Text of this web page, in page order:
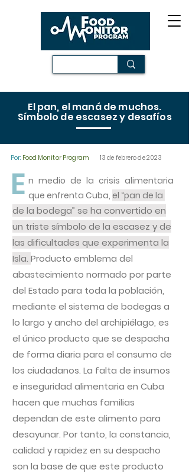
El pan, el maná de muchos.
Símbolo de escasez y desafíos
Por: Food Monitor Program 13 de febrero de 2023
E n medio de la crisis alimentaria
que enfrenta Cuba, el “pan de la
de la bodega” se ha convertido en
un triste símbolo de la escasez y de
las dificultades que experimenta la
Isla. Producto emblema del
abastecimiento normado por parte
del Estado para toda la población,
mediante el sistema de bodegas a
lo largo y ancho del archipiélago, es
el único producto que se despacha
de forma diaria para el consumo de
los ciudadanos. La falta de insumos
e inseguridad alimentaria en Cuba
hacen que muchas familias
dependan de este alimento para
desayunar. Por tanto, la constancia,
calidad y rapidez en su despacho
son la base de que este producto